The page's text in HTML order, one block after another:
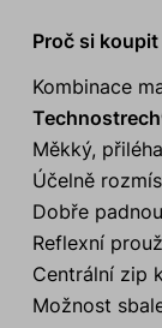
Proč si
Kombinace
Měkký,
Účelně
Dobře
Reflexní
Centrální zip
Možnost